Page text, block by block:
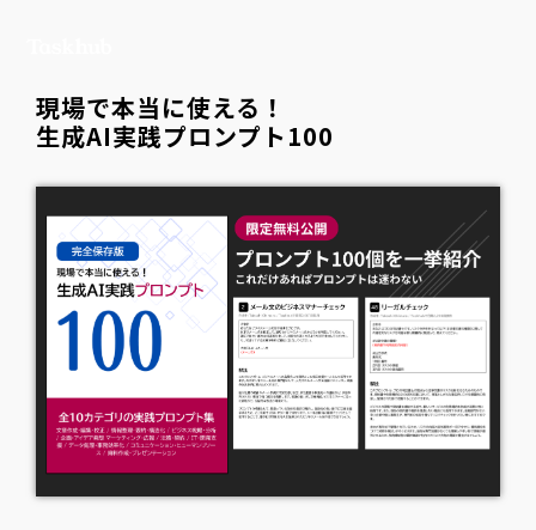
現場で本当に使える！
生成AI実践プロンプト100